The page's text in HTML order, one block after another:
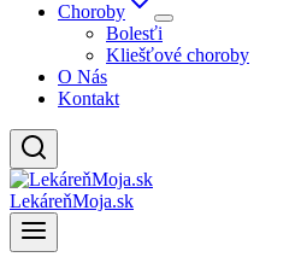
Choroby
Bolesťi
Kliešťové choroby
O Nás
Kontakt
LekáreňMoja.sk